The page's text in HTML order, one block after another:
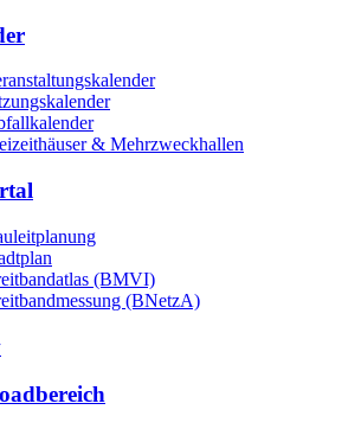
& Mehrzweckhallen
(BMVI)
(BNetzA)